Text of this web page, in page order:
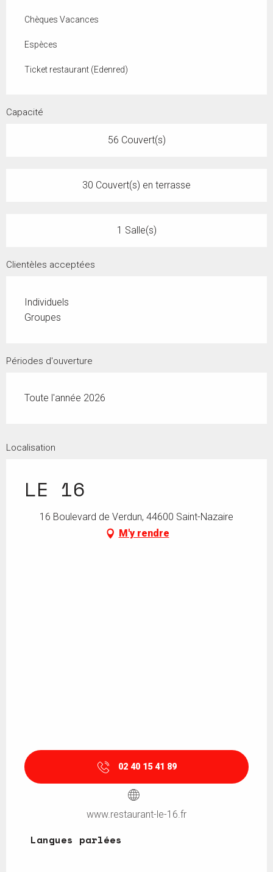
Chèques Vacances
Espèces
Ticket restaurant (Edenred)
Capacité
56 Couvert(s)
30 Couvert(s) en terrasse
1 Salle(s)
Clientèles acceptées
Individuels
Groupes
Périodes d'ouverture
Toute l'année 2026
Localisation
LE 16
16 Boulevard de Verdun, 44600 Saint-Nazaire
M'y rendre
02 40 15 41 89
www.restaurant-le-16.fr
Langues parlées
Langues parlées